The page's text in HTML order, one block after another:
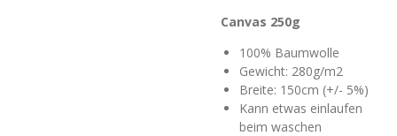
Canvas 250g
100% Baumwolle
Gewicht: 280g/m2
Breite: 150cm (+/- 5%)
Kann etwas einlaufen
beim waschen